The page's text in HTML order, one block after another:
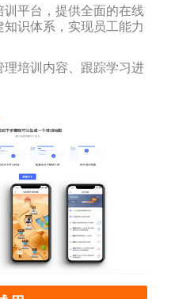
平台，提供全面的在线
识体系，实现员工能力
培训内容、跟踪学习进